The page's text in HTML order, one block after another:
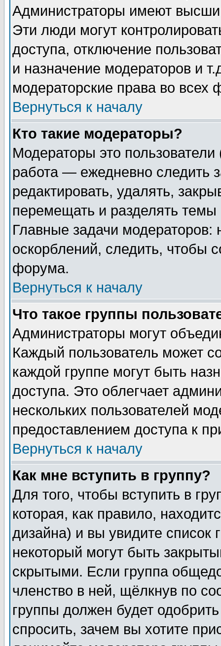
Администраторы имеют
Эти люди могут
доступа, отключение
и назначение модераторов и
модераторские права во всех
Вернуться к началу
Кто такие модераторы?
Модераторы это
работа — ежедневно следить
редактировать, удалять,
перемещать и разделять
Главные задачи
оскорблений, следить, чтобы
форума.
Вернуться к началу
Что такое группы
Администраторы могут
Каждый пользователь может
каждой группе могут быть
доступа. Это облегчает
нескольких пользователей
предоставлением доступа к
Вернуться к началу
Как мне вступить в группу?
Для того, чтобы вступить в
которая, как правило,
дизайна) и вы увидите список
некоторый могут быть
скрытыми. Если группа
членство в ней, щёлкнув по
группы должен будет
спросить, зачем вы хотите